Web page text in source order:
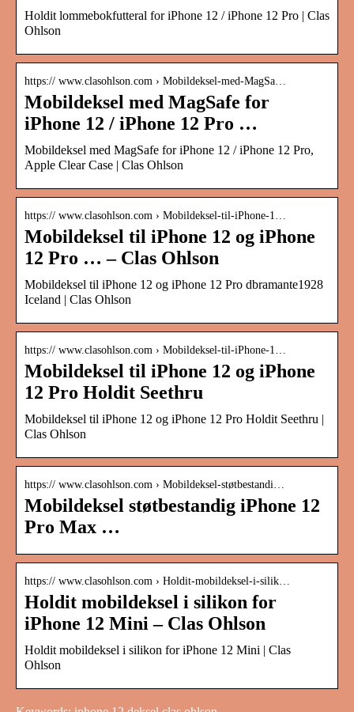
Holdit lommebokfutteral for iPhone 12 / iPhone 12 Pro | Clas
Ohlson
https:// www.clasohlson.com › Mobildeksel-med-MagSa…
Mobildeksel med MagSafe for
iPhone 12 / iPhone 12 Pro …
Mobildeksel med MagSafe for iPhone 12 / iPhone 12 Pro,
Apple Clear Case | Clas Ohlson
https:// www.clasohlson.com › Mobildeksel-til-iPhone-1…
Mobildeksel til iPhone 12 og iPhone
12 Pro … – Clas Ohlson
Mobildeksel til iPhone 12 og iPhone 12 Pro dbramante1928
Iceland | Clas Ohlson
https:// www.clasohlson.com › Mobildeksel-til-iPhone-1…
Mobildeksel til iPhone 12 og iPhone
12 Pro Holdit Seethru
Mobildeksel til iPhone 12 og iPhone 12 Pro Holdit Seethru |
Clas Ohlson
https:// www.clasohlson.com › Mobildeksel-støtbestandi…
Mobildeksel støtbestandig iPhone 12
Pro Max …
https:// www.clasohlson.com › Holdit-mobildeksel-i-silik…
Holdit mobildeksel i silikon for
iPhone 12 Mini – Clas Ohlson
Holdit mobildeksel i silikon for iPhone 12 Mini | Clas
Ohlson